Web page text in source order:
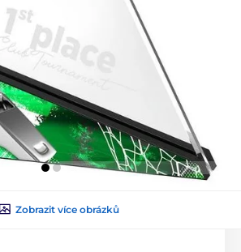
Zobrazit více obrázků